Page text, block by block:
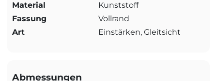
Material
Kunststoff
Fassung
Vollrand
Art
Einstärken, Gleitsicht
Abmessungen